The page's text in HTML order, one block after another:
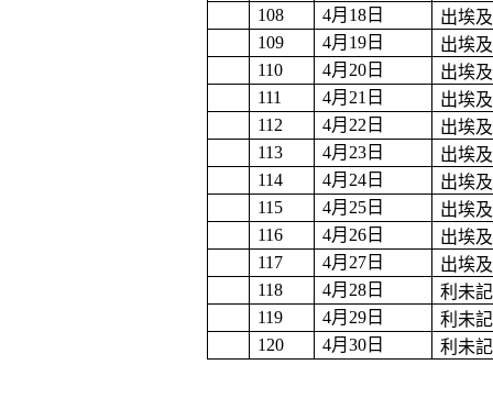
108
4月 18 日
出埃
109
4月 19 日
出埃
110
4月 20 日
出埃
111
4月 21 日
出埃
112
4月 22 日
出埃
113
4月 23 日
出埃
114
4月 24 日
出埃
115
4月 25 日
出埃
116
4月 26 日
出埃
117
4月 27 日
出埃
118
4月 28 日
利未記
119
4月 29 日
利未記
120
4月30 日 利未記